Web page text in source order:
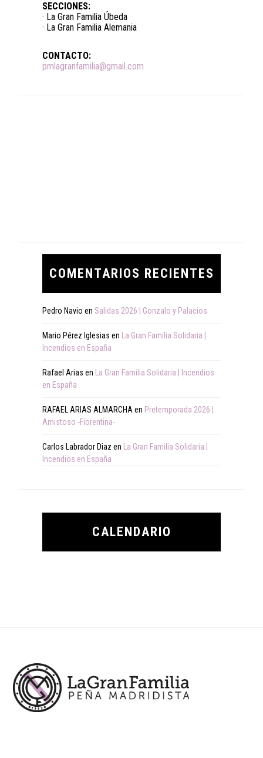
SECCIONES:
· La Gran Familia Úbeda
· La Gran Familia Alemania
CONTACTO:
pmlagranfamilia@gmail.com
COMENTARIOS RECIENTES
Pedro Navio en Salidas 2026 | Gonzalo y Palacios
Mario Pérez Iglesias en
La Gran Familia Solidaria |
Incendios en España
Rafael Arias en
La Gran Familia Solidaria | Incendios
en España
RAFAEL ARIAS ALMARCHA en Pretemporada 2026 |
Amistoso -Fiorentina-
Carlos Labrador Diaz en
La Gran Familia Solidaria |
Incendios en España
CALENDARIO